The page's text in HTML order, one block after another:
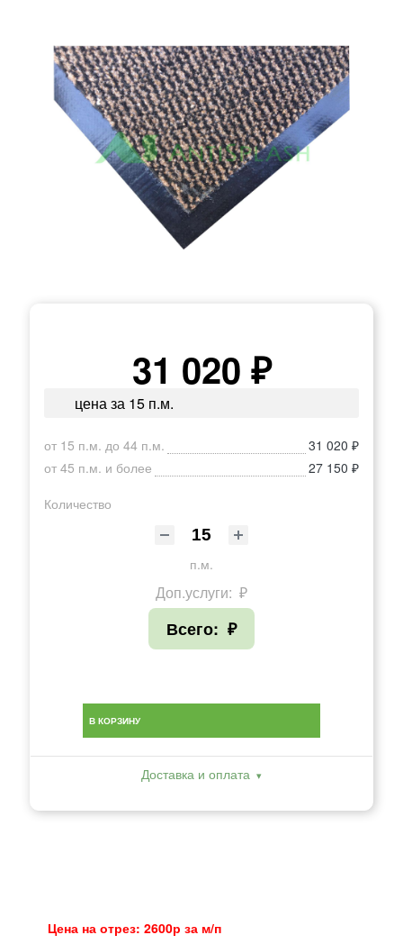
31 020 ₽
цена за 15 п.м.
от 15 п.м. до 44 п.м.
31 020 ₽
от 45 п.м. и более
27 150 ₽
Количество
п.м.
Доп.услуги: ₽
Всего: ₽
В КОРЗИНУ
Доставка и оплата
Цена на отрез: 2600р за м/п